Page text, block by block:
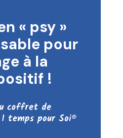
« psy »
pour
à la
!
coffret de
temps pour Soi®